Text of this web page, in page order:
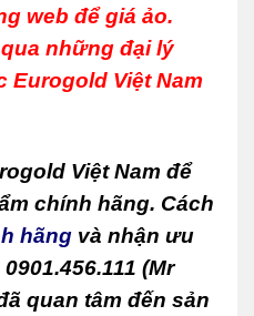
web để giá ảo.
những đại lý
Việt Nam
Việt Nam để
chính hãng. Cách
hãng và nhận ưu
(Mr
quan tâm đến sản